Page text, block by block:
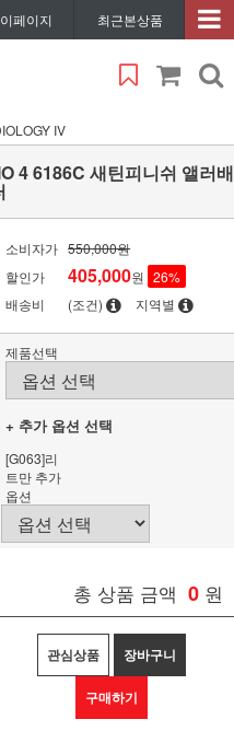
페이지 최근본상품
IV
4 6186C 새틴피니쉬 앨러배
소비자가 550,000원
할인가
405,000원 26%
배송비
(조건) 지역별
제품선택
+ 추가 옵션 선택
[G063]리
트만 추가
옵션
총 상품 금액 0 원
관심상품 장바구니
구매하기